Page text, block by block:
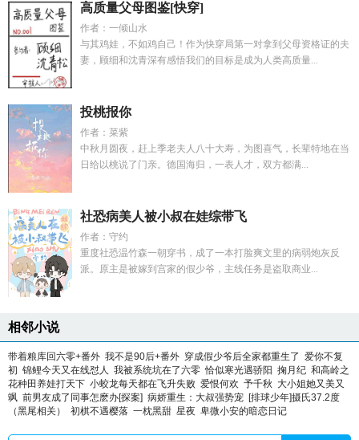
高质量父母图鉴[快穿]
作者：一倾山水
与其鸡娃，不如鸡自己！作为快穿局第一对拿到父母资格证的夫
妻，顾细和沈青深有感悟我们的目标是成为人类高质量...
投桃报你
作者：菜紫
中秋月圆夜，赶上季老夫人八十大寿，为图喜气，长辈特地在当
日给以桃说了门亲。德国海归，一表人才，双方都满...
社恐病美人被小叔在娃综带飞
作者：守约
重度社恐温竹森一朝穿书，成了一本打脸爽文里的病弱炮灰反
派。原主是被嫁到宫家的假少爷，主线任务是盗取商业...
相邻小说
带着粮库回六零+番外 我不是90后+番外 穿成假少爷后全家都重生了 爱你不复
初 锦鲤今天又在线怼人 我被系统坑在了六零 恰似寒光遇骄阳 掬月纪 和高岭之
花种田养娃打天下 小蛟龙每天都在飞升失败 爱恨何欢 予千秋 大小姐她又美又
飒 前男友成了同事怎麽办[探案] 病娇重生：大叔强势宠 [排球少年]摄氏37.2度
（黑尾相关）
初棋不遇樱落 一枕黑甜 星夜 卑微小安的暗恋日记